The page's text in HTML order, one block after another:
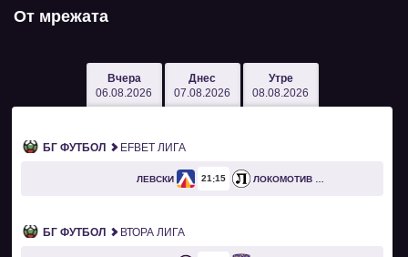
От мрежата
Вчера
06.08.2026
Днес
07.08.2026
Утре
08.08.2026
БГ ФУТБОЛ EFBET ЛИГА
ЛЕВСКИ 21 15
БГ ФУТБОЛ ВТОРА ЛИГА